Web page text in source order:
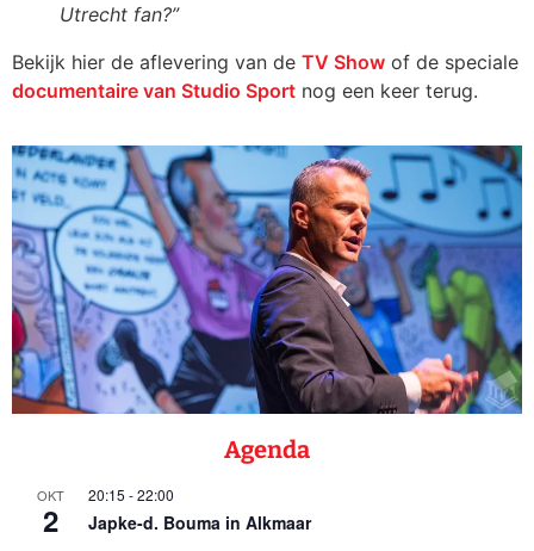
Utrecht fan?”
Bekijk hier de aflevering van de TV Show of de speciale
documentaire van Studio Sport nog een keer terug.
Agenda
OKT
2
20:15 -22:00
Japke-d. Bouma in Alkmaar